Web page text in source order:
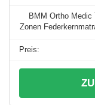
BMM Ortho Medic
Zonen